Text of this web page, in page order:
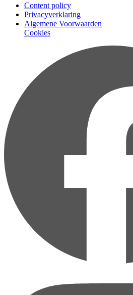
Content policy
Privacyverklaring
Algemene Voorwaarden
Cookies